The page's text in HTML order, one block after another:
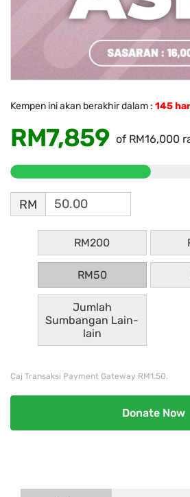
Kempen ini akan berakhir dalam : 145
RM7,859 of RM16,000
RM
RM200
RM50
Jumlah
Sumbangan Lain-
lain
Caj Transaksi Payment Gateway RM1.50.
Donate Now